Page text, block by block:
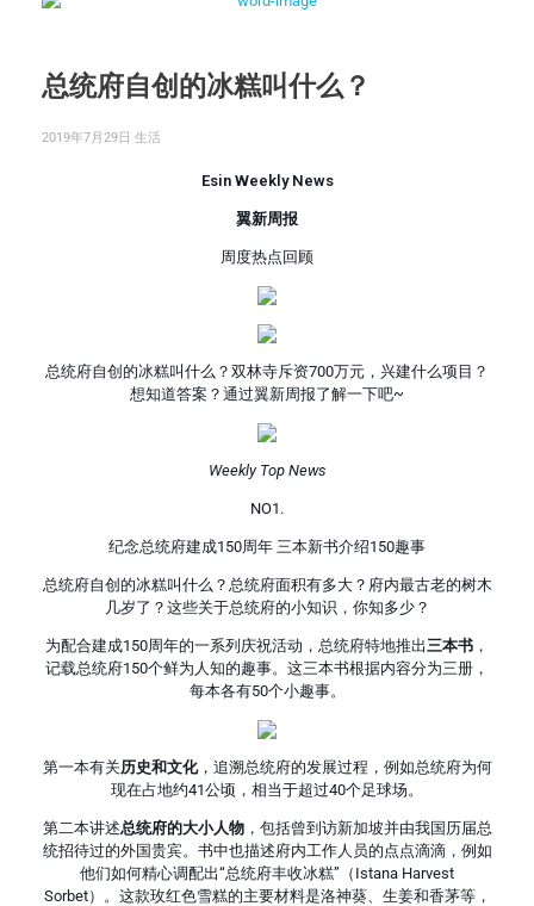
总统府自创的冰糕叫什么？
2019年7月29日 生活
Esin Weekly News
翼新周报
周度热点回顾
总统府自创的冰糕叫什么？双林寺斥资700万元，兴建什么项目？
想知道答案？通过翼新周报了解一下吧~
Weekly Top News
NO1.
纪念总统府建成150周年 三本新书介绍150趣事
总统府自创的冰糕叫什么？总统府面积有多大？府内最古老的树木
几岁了？这些关于总统府的小知识，你知多少？
为配合建成150周年的一系列庆祝活动，总统府特地推出 三本书 ，
记载总统府150个鲜为人知的趣事。这三本书根据内容分为三册，
每本各有50个小趣事。
第一本有关历史和文化，追溯总统府的发展过程，例如总统府为何
现在占地约41公顷，相当于超过40个足球场。
第二本讲述总统府的大小人物，包括曾到访新加坡并由我国历届总
统招待过的外国贵宾。书中也描述府内工作人员的点点滴滴，例如
他们如何精心调配出“总统府丰收冰糕”（Istana Harvest
Sorbet）。这款玫红色雪糕的主要材料是洛神葵、生姜和香茅等，